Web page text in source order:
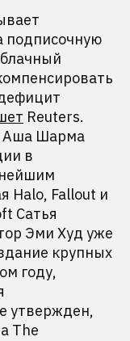
подписочную
Reuters.
Аша Шарма
в
Halo, Fallout и
Сатья
Эми Худ уже
крупных
году,
утвержден,
The